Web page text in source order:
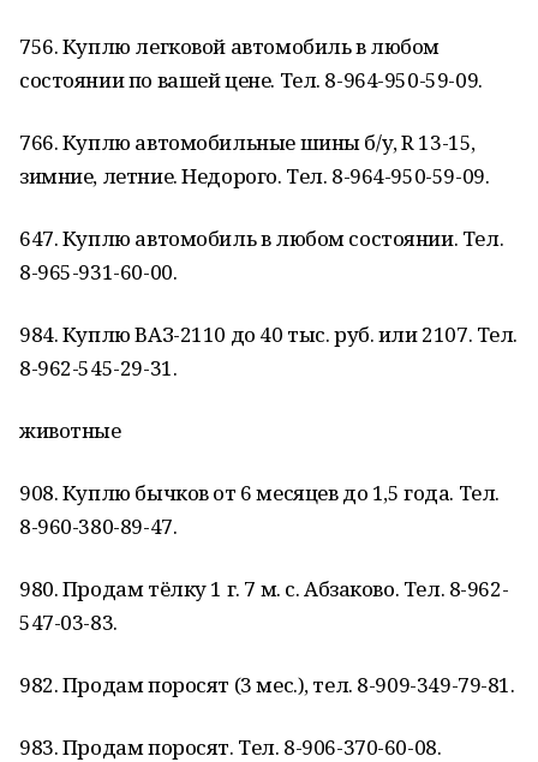
756. Куплю легковой автомобиль в любом
состоянии по вашей цене. Тел. 8-964-950-59-09.
766. Куплю автомобильные шины б/у, R 13-15,
зимние, летние. Недорого. Тел. 8-964-950-59-09.
647. Куплю автомобиль в любом состоянии. Тел.
8-965-931-60-00.
984. Куплю ВАЗ-2110 до 40 тыс. руб. или 2107. Тел.
8-962-545-29-31.
животные
908. Куплю бычков от 6 месяцев до 1,5 года. Тел.
8-960-380-89-47.
980. Продам тёлку 1 г. 7 м. с. Абзаково. Тел. 8-962-
547-03-83.
982. Продам поросят (3 мес.), тел. 8-909-349-79-81.
983. Продам поросят. Тел. 8-906-370-60-08.